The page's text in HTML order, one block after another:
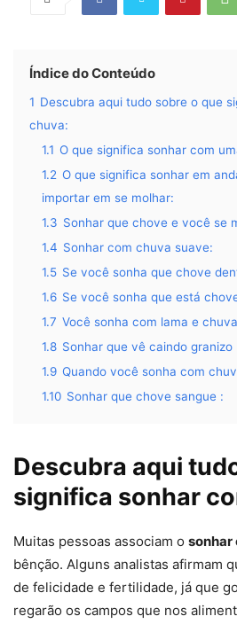
Índice do Conteúdo
1 Descubra aqui tudo sobre o que
chuva:
1.1 O que significa sonhar com
1.2 O que significa sonhar em
importar em se molhar:
1.3 Sonhar que chove e você se
1.4 Sonhar com chuva suave:
1.5 Se você sonha que chove
1.6 Se você sonha que está
1.7 Você sonha com lama e
1.8 Sonhar que vê caindo granizo
1.9 Quando você sonha com
1.10 Sonhar que chove sangue :
Descubra aqui
significa sonhar
Muitas pessoas associam o sonhar
bênção. Alguns analistas afirmam
de felicidade e fertilidade, já que
regarão os campos que nos